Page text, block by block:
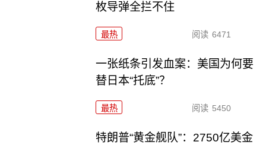
枚导弹全拦不住
最热 阅读 6471
一张纸条引发血案：美国为何要
替日本“托底”？
最热 阅读 5450
特朗普“黄金舰队”：2750亿美金